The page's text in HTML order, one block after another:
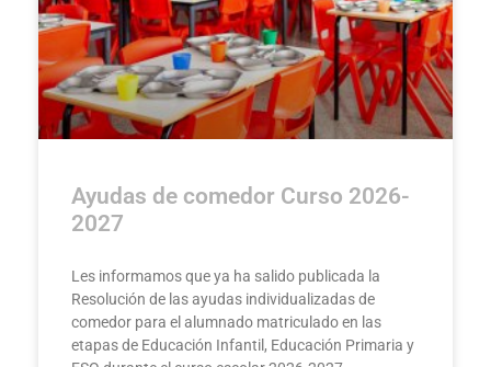
Ayudas de comedor Curso 2026-
2027
Les informamos que ya ha salido publicada la
Resolución de las ayudas individualizadas de
comedor para el alumnado matriculado en las
etapas de Educación Infantil, Educación Primaria y